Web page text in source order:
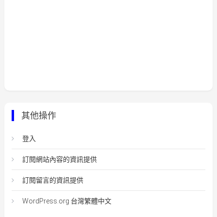
其他操作
登入
訂閱網站內容的資訊提供
訂閱留言的資訊提供
WordPress.org 台灣繁體中文